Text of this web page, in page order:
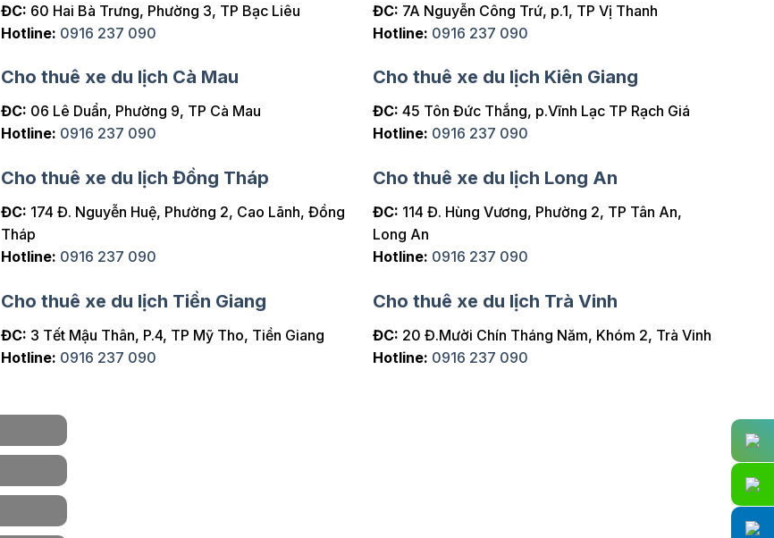
ĐC: 60 Hai Bà Trưng, Phường 3, TP Bạc Liêu
Hotline: 0916 237 090
Cho thuê xe du lịch Cà Mau
ĐC: 06 Lê Duẩn, Phường 9, TP Cà Mau
Hotline: 0916 237 090
Cho thuê xe du lịch Đồng Tháp
ĐC: 174 Đ. Nguyễn Huệ, Phường 2, Cao Lãnh, Đồng
Tháp
Hotline: 0916 237 090
Cho thuê xe du lịch Tiền Giang
ĐC: 3 Tết Mậu Thân, P.4, TP Mỹ Tho, Tiền Giang
Hotline: 0916 237 090
ĐC: 7A Nguyễn Công Trứ, p.1, TP Vị Thanh
Hotline: 0916 237 090
Cho thuê xe du lịch Kiên Giang
ĐC:45 Tôn Đức Thắng, p.Vĩnh Lạc TP Rạch Giá
Hotline: 0916 237 090
Cho thuê xe du lịch Long An
ĐC: 114 Đ. Hùng Vương, Phường 2, TP Tân An,
Long An
Hotline: 0916 237 090
Cho thuê xe du lịch Trà Vinh
ĐC: 20 Đ.Mười Chín Tháng Năm, Khóm 2, Trà Vinh
Hotline: 0916 237 090